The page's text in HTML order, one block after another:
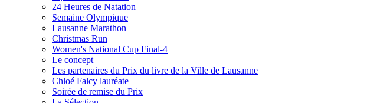
24 Heures de Natation
Semaine Olympique
Lausanne Marathon
Christmas Run
Women's National Cup Final-4
Le concept
Les partenaires du Prix du livre de la Ville de Lausanne
Chloé Falcy lauréate
Soirée de remise du Prix